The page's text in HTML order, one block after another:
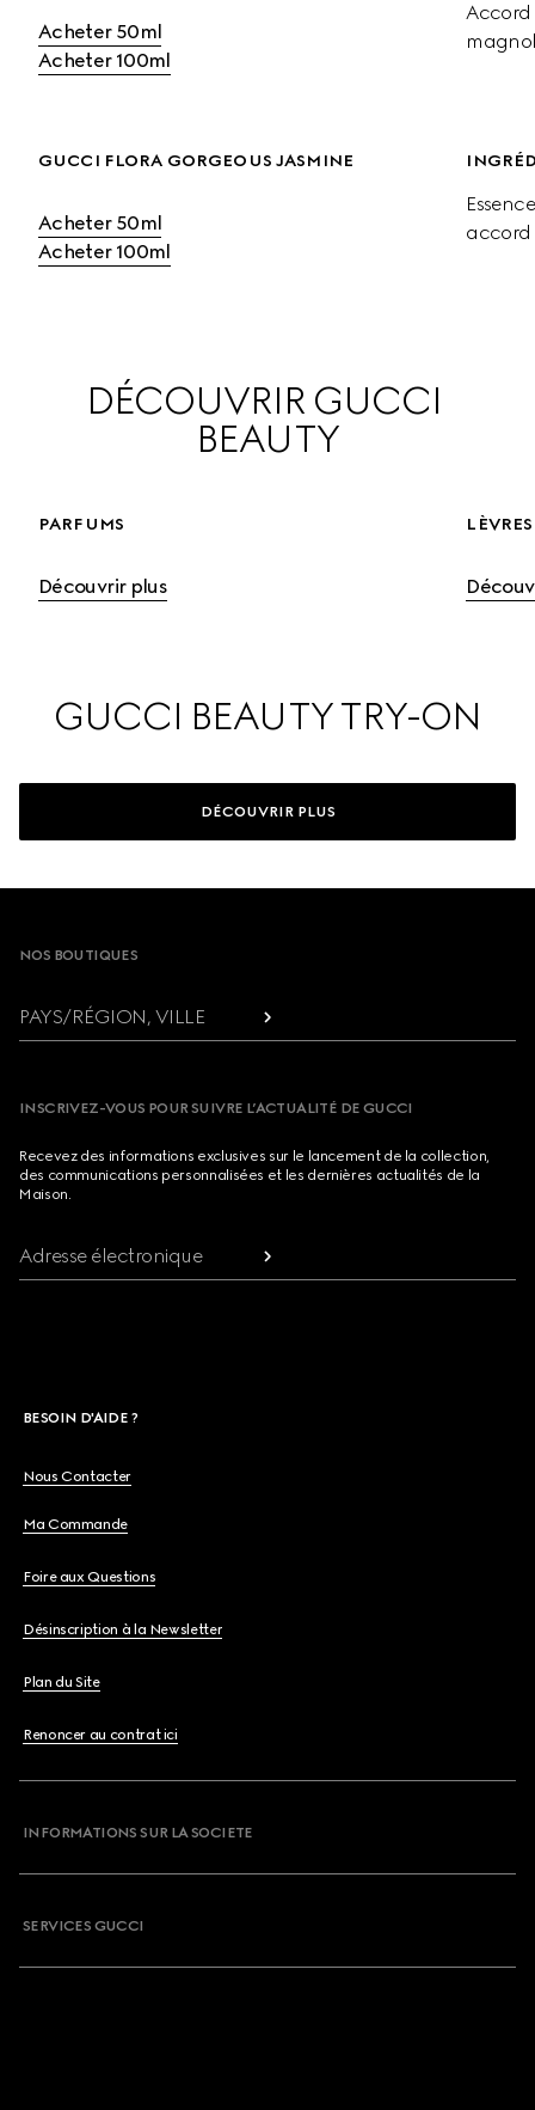
Acheter 50ml
Acheter 100ml
Accord
GUCCI FLORA GORGEOUS JASMINE
Acheter 50ml
Acheter 100ml
accord
DÉCOUVRIR GUCCI
BEAUTY
PARFUMS
Découvrir plus
LÈVRES
GUCCI BEAUTY TRY-ON
DÉCOUVRIR PLUS
NOS BOUTIQUES
PAYS/RÉGION, VILLE
INSCRIVEZ-VOUS POUR SUIVRE L’ACTUALITÉ DE GUCCI
Recevez des informations exclusives sur le lancement de la collection,
des communications personnalisées et les dernières actualités de la
Maison.
Adresse électronique
BESOIN D'AIDE ?
Nous Contacter
Ma Commande
Foire aux Questions
Désinscription à la Newsletter
Plan du Site
Renoncer au contrat ici
INFORMATIONS SUR LA SOCIETE
SERVICES GUCCI